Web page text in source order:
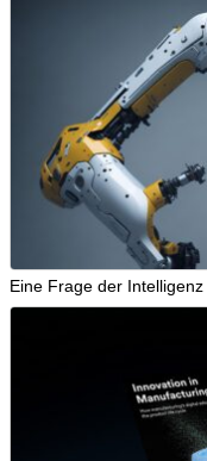
Eine Frage der Intelligenz